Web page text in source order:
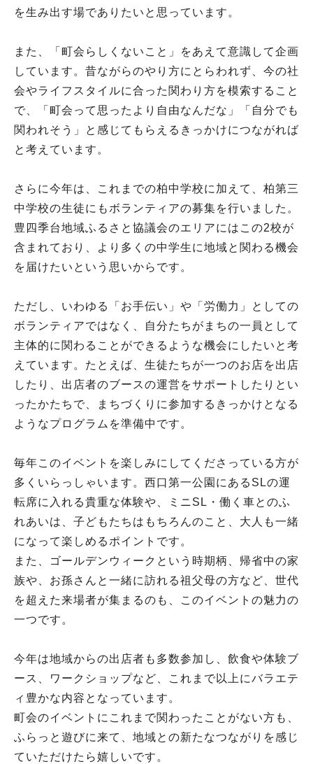
を生み出す場でありたいと思っています。
また、「町会らしくないこと」をあえて意識して企画
しています。昔ながらのやり方にとらわれず、今の社
会やライフスタイルに合った関わり方を模索すること
で、「町会って思ったより自由なんだな」「自分でも
関われそう」と感じてもらえるきっかけにつながれば
と考えています。
さらに今年は、これまでの柏中学校に加えて、柏第三
中学校の生徒にもボランティアの募集を行いました。
豊四季台地域ふるさと協議会のエリアにはこの2校が
含まれており、より多くの中学生に地域と関わる機会
を届けたいという思いからです。
ただし、いわゆる「お手伝い」や「労働力」としての
ボランティアではなく、自分たちがまちの一員として
主体的に関わることができるような機会にしたいと考
えています。たとえば、生徒たちが一つのお店を出店
したり、出店者のブースの運営をサポートしたりとい
ったかたちで、まちづくりに参加するきっかけとなる
ようなプログラムを準備中です。
毎年このイベントを楽しみにしてくださっている方が
多くいらっしゃいます。西口第一公園にあるSLの運
転席に入れる貴重な体験や、ミニSL・働く車とのふ
れあいは、子どもたちはもちろんのこと、大人も一緒
になって楽しめるポイントです。
また、ゴールデンウィークという時期柄、帰省中の家
族や、お孫さんと一緒に訪れる祖父母の方など、世代
を超えた来場者が集まるのも、このイベントの魅力の
一つです。
今年は地域からの出店者も多数参加し、飲食や体験ブ
ース、ワークショップなど、これまで以上にバラエテ
ィ豊かな内容となっています。
町会のイベントにこれまで関わったことがない方も、
ふらっと遊びに来て、地域との新たなつながりを感じ
ていただけたら嬉しいです。